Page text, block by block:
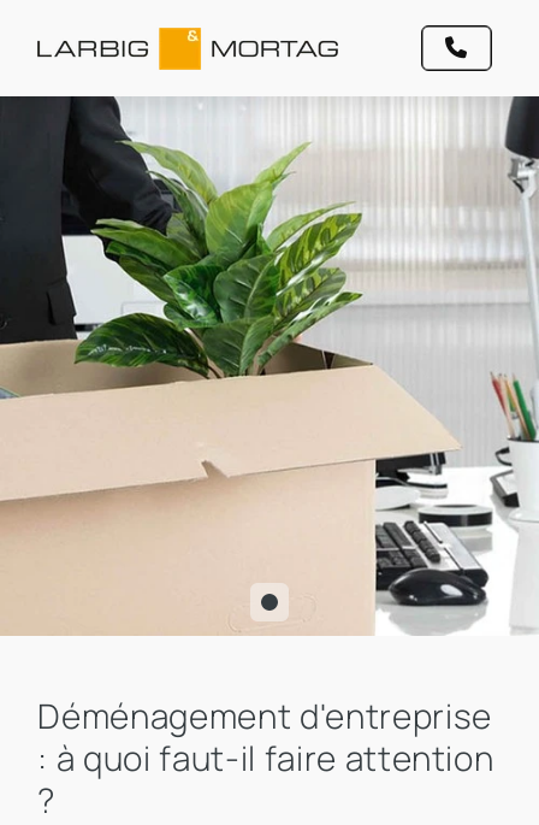
Déménagement d'entreprise
: à quoi faut-il faire attention
?